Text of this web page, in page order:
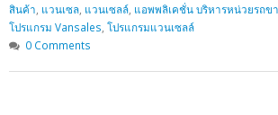
สินค้า, แวนเซล, แวนเซลล์, แอพพลิเคชั่น บริหารหน่วยรถข
โปรแกรม Vansales, โปรแกรมแวนเซลล์
0 Comments